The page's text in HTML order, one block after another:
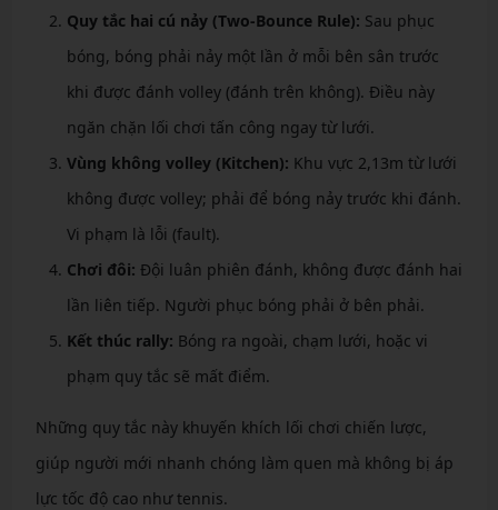
Quy tắc hai cú nảy (Two-Bounce Rule): Sau phục
bóng, bóng phải nảy một lần ở mỗi bên sân trước
khi được đánh volley (đánh trên không). Điều này
ngăn chặn lối chơi tấn công ngay từ lưới.
Vùng không volley (Kitchen): Khu vực 2,13m từ lưới
không được volley; phải để bóng nảy trước khi đánh.
Vi phạm là lỗi (fault).
Chơi đôi: Đội luân phiên đánh, không được đánh hai
lần liên tiếp. Người phục bóng phải ở bên phải.
Kết thúc rally: Bóng ra ngoài, chạm lưới, hoặc vi
phạm quy tắc sẽ mất điểm.
Những quy tắc này khuyến khích lối chơi chiến lược,
giúp người mới nhanh chóng làm quen mà không bị áp
lực tốc độ cao như tennis.